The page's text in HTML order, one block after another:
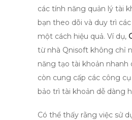
các tính năng quản lý tài
bạn theo dõi và duy trì
một cách hiệu quả. Ví dụ,
từ nhà Qnisoft không chỉ
năng tạo tài khoản nhanh
còn cung cấp các công
bảo trì tài khoản dễ dàng
Có thể thấy rằng việc sử